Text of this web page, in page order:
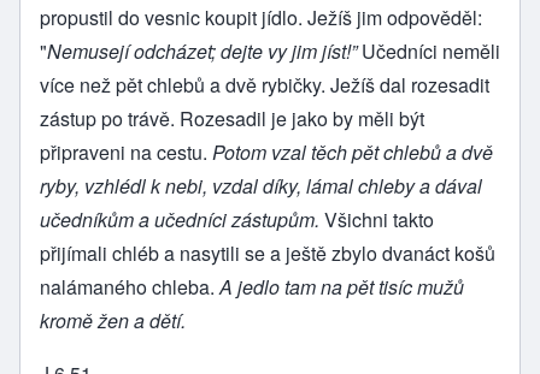
propustil do vesnic koupit jídlo. Ježíš jim odpověděl:
"Nemusejí odcházet; dejte vy jim jíst!”Učedníci neměli
více než pět chlebů a dvě rybičky. Ježíš dal rozesadit
zástup po trávě. Rozesadil je jako by měli být
připraveni na cestu. Potom vzal těch pět chlebů a dvě
ryby, vzhlédl k nebi, vzdal díky, lámal chleby a dával
učedníkům a učedníci zástupům. Všichni takto
přijímali chléb a nasytili se a ještě zbylo dvanáct košů
nalámaného chleba.A jedlo tam na pět tisíc mužů
kromě žen a dětí.